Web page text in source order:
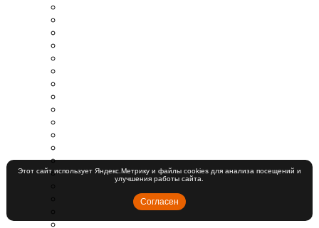
Этот сайт использует Яндекс.Метрику и файлы cookies для анализа посещений и
улучшения работы сайта.
Согласен